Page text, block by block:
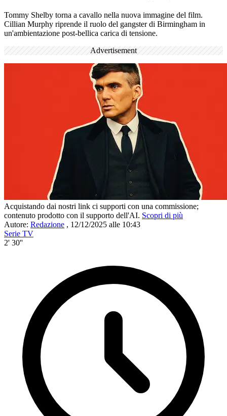
Tommy Shelby torna a cavallo nella nuova immagine del film.
Cillian Murphy riprende il ruolo del gangster di Birmingham in
un'ambientazione post-bellica carica di tensione.
Advertisement
Acquistando dai nostri link ci supporti con una commissione;
contenuto prodotto con il supporto dell'AI. Scopri di più
Autore: Redazione , 12/12/2025 alle 10:43
Serie TV
2' 30''